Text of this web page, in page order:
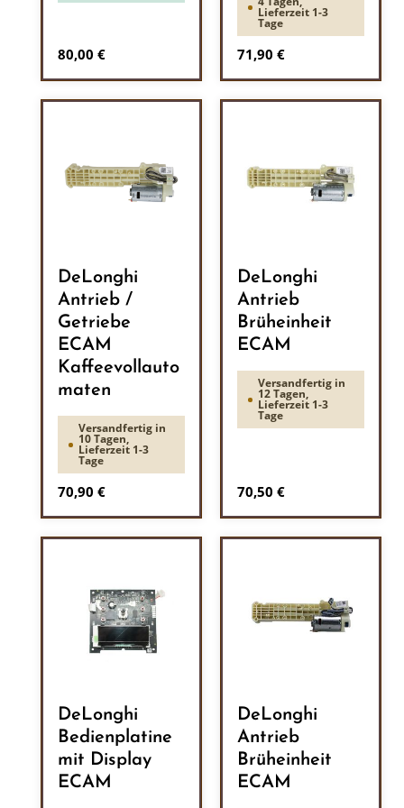
Regulärer Preis:
80,00 €
Lieferzeit 1-3
Tage
Regulärer Preis:
71,90 €
DeLonghi
Antrieb /
Getriebe
ECAM
Kaffeevollauto
maten
Versandfertig in
10 Tagen,
Lieferzeit 1-3
Tage
Regulärer Preis:
70,90 €
DeLonghi
Antrieb
Brüheinheit
ECAM
Versandfertig in
12 Tagen,
Lieferzeit 1-3
Tage
Regulärer Preis:
70,50 €
DeLonghi
Bedienplatine
mit Display
ECAM
DeLonghi
Antrieb
Brüheinheit
ECAM